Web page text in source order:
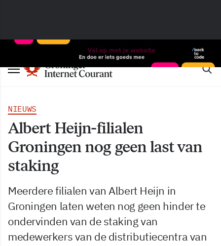
NIEUWS
Albert Heijn-filialen
Groningen nog geen last van
staking
Meerdere filialen van Albert Heijn in
Groningen laten weten nog geen hinder te
ondervinden van de staking van
medewerkers van de distributiecentra van